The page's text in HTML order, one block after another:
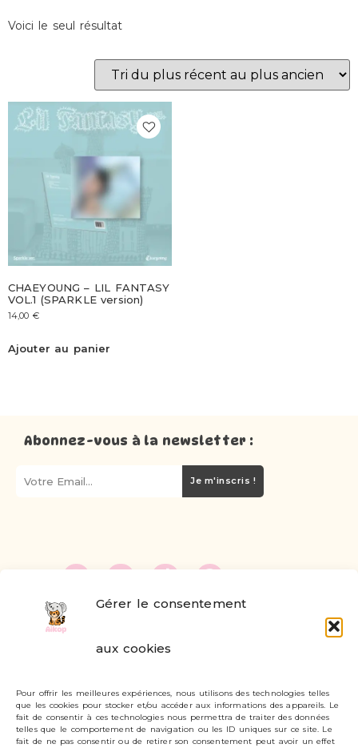
Gérer le consentement
aux cookies
Pour offrir les meilleures expériences, nous utilisons des technologies telles
que les cookies pour stocker et/ou accéder aux informations des appareils. Le
fait de consentir à ces technologies nous permettra de traiter des données
telles que le comportement de navigation ou les ID uniques sur ce site. Le
fait de ne pas consentir ou de retirer son consentement peut avoir un effet
Voici le seul résultat
CHAEYOUNG – LIL FANTASY
VOL.1 (SPARKLE version)
14,00€
Ajouter au panier
Abonnez-vous à la newsletter :
Je m'inscris !
Livraisons et retours
Mon compte